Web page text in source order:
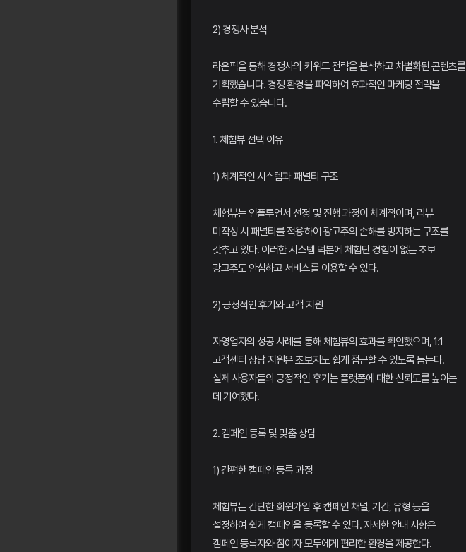
2) 경쟁사 분석
라온픽을 통해 경쟁사의 키워드 전략을 분석하고 차별화된 콘텐츠를
기획했습니다. 경쟁 환경을 파악하여 효과적인 마케팅 전략을
수립할 수 있습니다.
1. 체험뷰 선택 이유
1) 체계적인 시스템과 패널티 구조
체험뷰는 인플루언서 선정 및 진행 과정이 체계적이며, 리뷰
미작성 시 패널티를 적용하여 광고주의 손해를 방지하는 구조를
갖추고 있다. 이러한 시스템 덕분에 체험단 경험이 없는 초보
광고주도 안심하고 서비스를 이용할 수 있다.
2) 긍정적인 후기와 고객 지원
자영업자의 성공 사례를 통해 체험뷰의 효과를 확인했으며, 1:1
고객센터 상담 지원은 초보자도 쉽게 접근할 수 있도록 돕는다.
실제 사용자들의 긍정적인 후기는 플랫폼에 대한 신뢰도를 높이는
데 기여했다.
2. 캠페인 등록 및 맞춤 상담
1) 간편한 캠페인 등록 과정
체험뷰는 간단한 회원가입 후 캠페인 채널, 기간, 유형 등을
설정하여 쉽게 캠페인을 등록할 수 있다. 자세한 안내 사항은
캠페인 등록자와 참여자 모두에게 편리한 환경을 제공한다.